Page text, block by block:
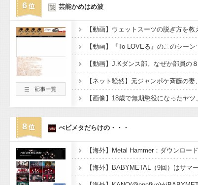
6 芸能かめはめ波
【動画】J.Kダンス部、なぜか部員の
8 べビメタだらけの・・・